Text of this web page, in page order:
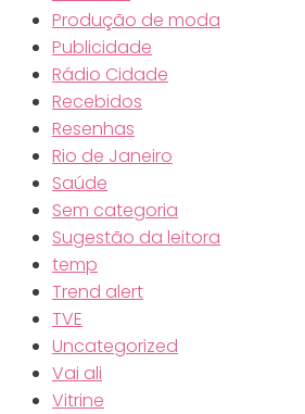
Produção de moda
Publicidade
Rádio Cidade
Recebidos
Resenhas
Rio de Janeiro
Saúde
Sem categoria
Sugestão da leitora
temp
Trend alert
TVE
Uncategorized
Vai ali
Vitrine